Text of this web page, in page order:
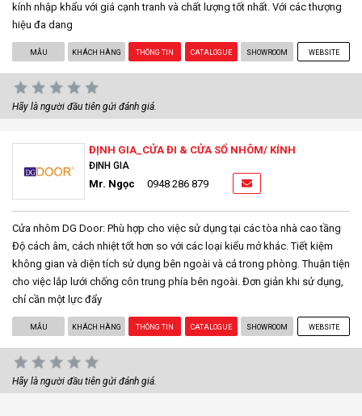
kính nhập khẩu với giá cạnh tranh và chất lượng tốt nhất. Với các thượng
hiệu đa dang
MẪU KHÁCH HÀNG THÔNG TIN CATALOGUE SHOWROOM WEBSITE
Hãy là người đầu tiên gửi đánh giá.
ĐỊNH GIA_CỬA ĐI & CỬA SỔ NHÔM/ KÍNH
ĐỊNH GIA
Mr. Ngọc 0948 286 879
Cửa nhôm DG Door: Phù hợp cho việc sử dụng tại các tòa nhà cao tầng
Độ cách âm, cách nhiệt tốt hơn so với các loại kiểu mở khác. Tiết kiệm
không gian và diện tích sử dụng bên ngoài và cả trong phòng. Thuận tiện
cho việc lắp lưới chống côn trung phía bên ngoài. Đơn giản khi sử dụng,
chỉ cần một lực đẩy
MẪU KHÁCH HÀNG THÔNG TIN CATALOGUE SHOWROOM WEBSITE
Hãy là người đầu tiên gửi đánh giá.